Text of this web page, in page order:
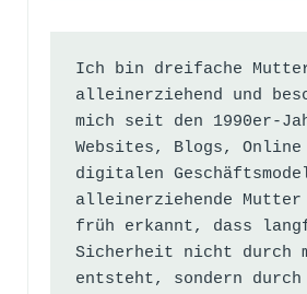
Ich bin dreifache
alleinerziehend und
mich seit den 1990er-
Websites, Blogs, Online
digitalen
alleinerziehende Mutter
früh erkannt, dass
Sicherheit nicht durch
entsteht, sondern durch